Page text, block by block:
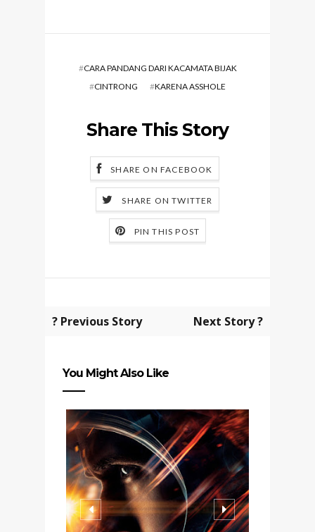
#CARA PANDANG DARI KACAMATA BIJAK
#CINTRONG #KARENA ASSHOLE
Share This Story
SHARE ON FACEBOOK
SHARE ON TWITTER
PIN THIS POST
? Previous Story Next Story ?
You Might Also Like